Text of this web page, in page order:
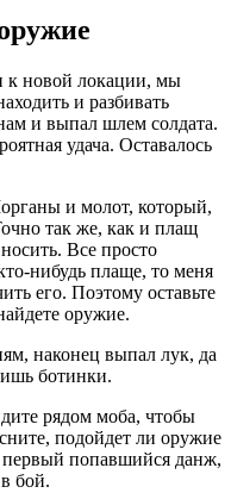
к новой локации, мы
и разбивать
и выпал шлем солдата.
удача. Оставалось
и молот, который,
так же, как и плащ
Все просто
нибудь плаще, то меня
его. Поэтому оставьте
оружие.
наконец выпал лук, да
ботинки.
рядом моба, чтобы
подойдет ли оружие
первый попавшийся данж,
бой.